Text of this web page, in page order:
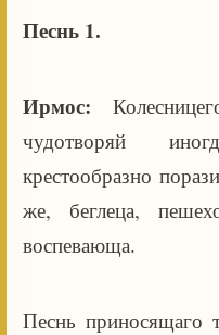
Песнь 1.
Ирмос:
чудотворяй
крестообразно
же, беглеца,
воспевающа.
Песнь приносящаго